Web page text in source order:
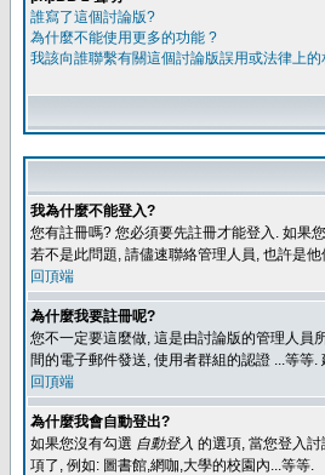
誰寫了這個討論版?
為什麼不能使用更多的功能 ?
我該向誰聯繫有關這個討論版誤用或法律上
我為什麼不能登入?
您有註冊嗎? 您必須要先註冊才能登入. 如果
若不是此問題, 請儘速聯絡管理人員, 也許是
回頂端
為什麼我要註冊呢?
您不一定要這麼做, 這是由討論版的管理人員
間的電子郵件發送, 使用者群組的認證 ...等等
回頂端
為什麼我會自動登出?
如果您沒有勾選 自動登入 的選項, 當您登入
項了, 例如: 圖書館,網咖,大學的校園內...等等.